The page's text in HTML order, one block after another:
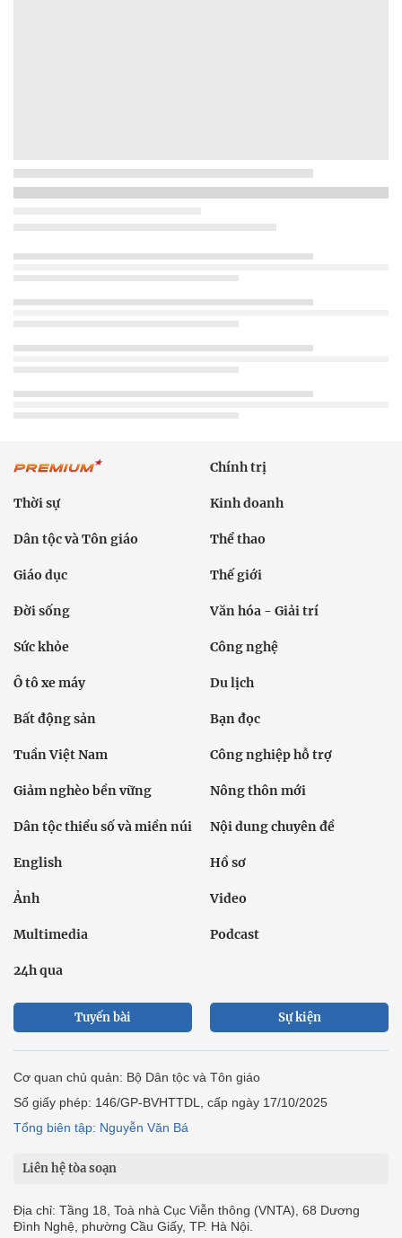
Chính trị
Thời sự Kinh doanh
Dân tộc và Tôn giáo Thể thao
Giáo dục Thế giới
Đời sống Văn hóa - Giải trí
Sức khỏe Công nghệ
Ô tô xe máy Du lịch
Bất động sản Bạn đọc
Tuần Việt Nam Công nghiệp hỗ trợ
Giảm nghèo bền vững Nông thôn mới
Dân tộc thiểu số và miền núi Nội dung chuyên đề
English Hồ sơ
Ảnh Video
Multimedia Podcast
24h qua
Tuyến bài Sự kiện
Cơ quan chủ quản: Bộ Dân tộc và Tôn giáo
Số giấy phép: 146/GP-BVHTTDL, cấp ngày 17/10/2025
Tổng biên tập: Nguyễn Văn Bá
Liên hệ tòa soạn
Địa chỉ: Tầng 18, Toà nhà Cục Viễn thông (VNTA), 68 Dương
Đình Nghệ, phường Cầu Giấy, TP. Hà Nội.